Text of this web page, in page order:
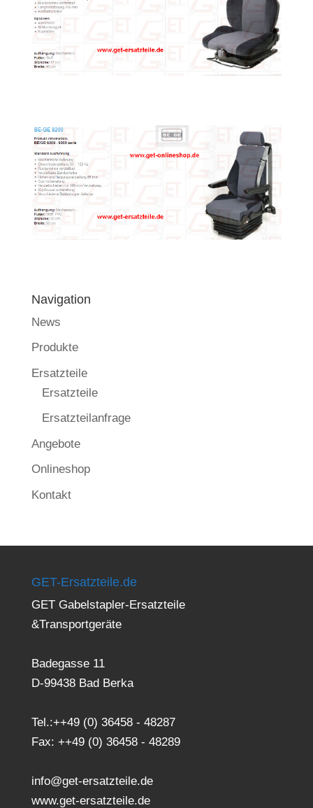
Navigation
News
Produkte
Ersatzteile
Ersatzteile
Ersatzteilanfrage
Angebote
Onlineshop
Kontakt
GET-Ersatzteile.de
GET Gabelstapler-Ersatzteile
&Transportgeräte
Badegasse 11
D-99438 Bad Berka
Tel.:++49 (0) 36458 - 48287
Fax: ++49 (0) 36458 - 48289
info@get-ersatzteile.de
www.get-ersatzteile.de